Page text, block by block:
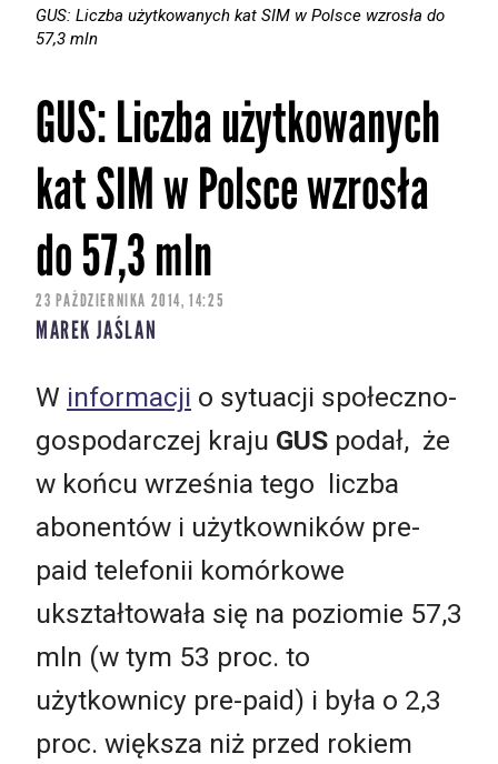
GUS: Liczba użytkowanych kat SIM w Polsce wzrosła do
57,3 mln
GUS: Liczba użytkowanych
kat SIM w Polsce wzrosła
do 57,3 mln
23 PAŹDZIERNIKA 2014, 14:25
MAREK JAŚLAN
W informacji o sytuacji społeczno-
gospodarczej kraju GUS podał, że
w końcu września tego liczba
abonentów i użytkowników pre-
paid telefonii komórkowe
ukształtowała się na poziomie 57,3
mln (w tym 53 proc. to
użytkownicy pre-paid) i była o 2,3
proc. większa niż przed rokiem